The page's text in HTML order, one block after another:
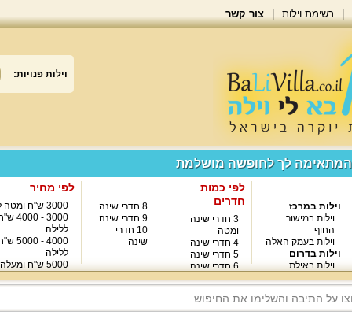
רשימת וילות צור קשר
וילות פנויות:
המתאימה לך לחופשה מושלמת
וילות במרכז
וילות במישור
החוף
וילות בעמק האלה
וילות בדרום
וילות באילת
לפי כמות
חדרים
3 חדרי שינה
ומטה
4 חדרי שינה
5 חדרי שינה
6 חדרי שינה
7 חדרי שינה
8 חדרי שינה
9 חדרי שינה
10 חדרי
שינה
לפי מחיר
3000 ש"ח ומטה ללילה
3000 - 4000
ללילה
4000 - 5000
ללילה
5000 ש"ח ומעלה ללילה